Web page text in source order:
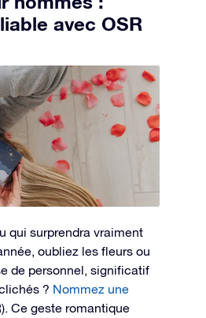
avec OSR
qui surprendra vraiment
oubliez les fleurs ou
de personnel, significatif
? Nommez une
Ce geste romantique